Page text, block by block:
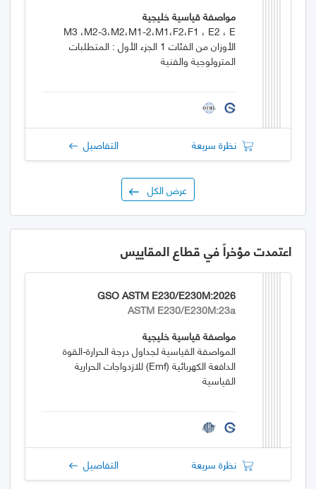
مواصفة قياسية خليجية
M3 ،M2-3،M2،M1-2،M1،F2،F1 ، E2 ، E
الأوزان من الفئات 1 الجزء الأول : المتطلبات
المترولوجية والفنية
نظرة سريعة التفاصيل
عرض الكل
اعتمدت مؤخراً في قطاع المقاييس
GSO ASTM E230/E230M:2026
ASTM E230/E230M:23a
مواصفة قياسية خليجية
المواصفة القياسية لجداول درجة الحرارة-القوة
الدافعة الكهربائية (emf) للازدواجات الحرارية
القياسية
نظرة سريعة التفاصيل